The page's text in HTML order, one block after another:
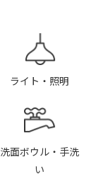
ライト・照明
洗面ボウル・手洗
い